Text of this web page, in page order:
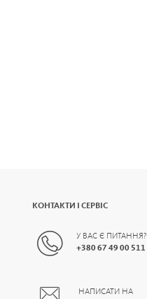
КОНТАКТИ І СЕРВІС
У ВАС Є ПИТАННЯ?
+380 67 49 00 511
НАПИСАТИ НА